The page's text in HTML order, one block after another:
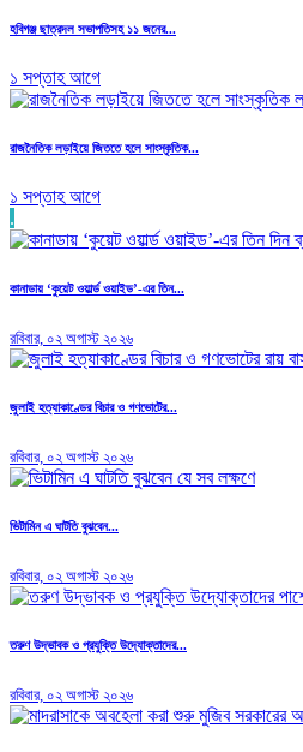
হবিগঞ্জ ছাত্রদল সভাপতিসহ ১১ জনের...
১ সপ্তাহ আগে
রাজনৈতিক লড়াইয়ে জিততে হলে সাংস্কৃতিক...
১ সপ্তাহ আগে
.
কানাডায় ‘কুয়েট ওয়ার্ল্ড ওয়াইড’-এর তিন...
রবিবার, ০২ অগাস্ট ২০২৬
জুলাই হত্যাকাণ্ডের বিচার ও গণভোটের...
রবিবার, ০২ অগাস্ট ২০২৬
ভিটামিন এ ঘাটতি বুঝবেন...
রবিবার, ০২ অগাস্ট ২০২৬
তরুণ উদ্ভাবক ও প্রযুক্তি উদ্যোক্তাদের...
রবিবার, ০২ অগাস্ট ২০২৬